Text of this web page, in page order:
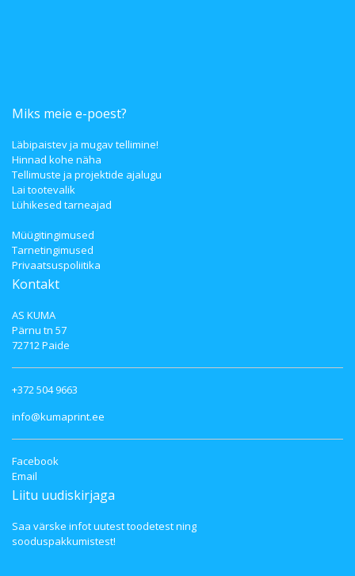
Miks meie e-poest?
Läbipaistev ja mugav tellimine!
Hinnad kohe näha
Tellimuste ja projektide ajalugu
Lai tootevalik
Lühikesed tarneajad
Müügitingimused
Tarnetingimused
Privaatsuspoliitika
Kontakt
AS KUMA
Pärnu tn 57
72712 Paide
+372 504 9663
info@kumaprint.ee
Facebook
Email
Liitu uudiskirjaga
Saa värske infot uutest toodetest ning
sooduspakkumistest!